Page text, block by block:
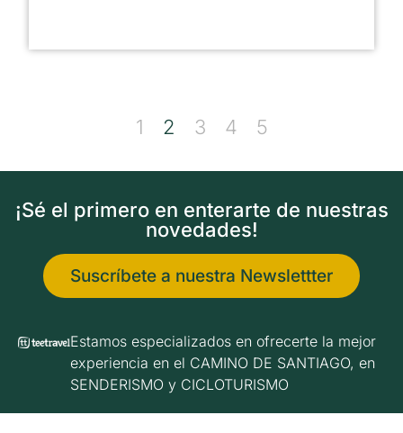
1 2 3 4 5
¡Sé el primero en enterarte de nuestras
novedades!
Suscríbete a nuestra Newslettter
Estamos especializados en ofrecerte la mejor
experiencia en el CAMINO DE SANTIAGO, en
SENDERISMO y CICLOTURISMO